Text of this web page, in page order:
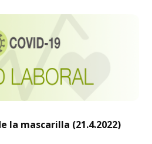
la mascarilla (21.4.2022)